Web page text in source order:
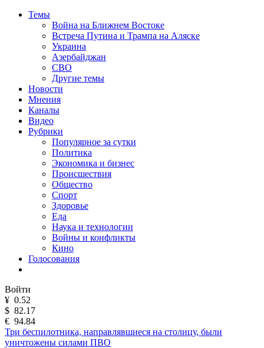
Темы
Война на Ближнем Востоке
Встреча Путина и Трампа на Аляске
Украина
Азербайджан
СВО
Другие темы
Новости
Мнения
Каналы
Видео
Рубрики
Популярное за сутки
Политика
Экономика и бизнес
Происшествия
Общество
Спорт
Здоровье
Еда
Наука и технологии
Войны и конфликты
Кино
Голосования
Войти
¥ 0.52
$ 82.17
€ 94.84
Три беспилотника, направлявшиеся на столицу, были
уничтожены силами ПВО